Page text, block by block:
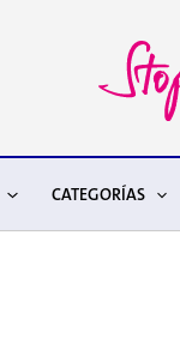
CATEGORÍAS